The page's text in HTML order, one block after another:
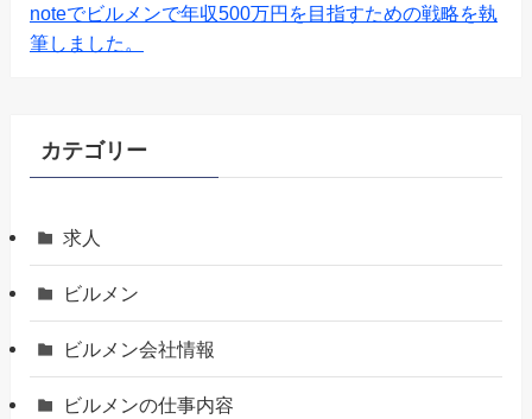
noteでビルメンで年収500万円を目指すための戦略を執
筆しました。
カテゴリー
求人
ビルメン
ビルメン会社情報
ビルメンの仕事内容